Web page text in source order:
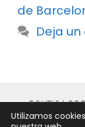
de
Deja
POLITICA DE
Utilizamos